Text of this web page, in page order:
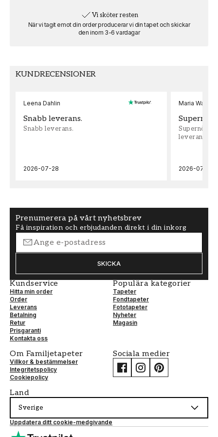
VARUMÄRKE MOTIV
Städer & resmål
Vi sköter resten
När vi tagit emot din order producerar vi din tapet och skickar
den inom 3-6 vardagar
KUNDRECENSIONER
Leena Dahlin
Snabb leverans.
Snabb leverans.
2026-07-28
Maria
leveran,
2026-07-22
Prenumerera på vårt nyhetsbrev
Få inspiration och erbjudanden direkt i din inkorg
SKICKA
Kundservice
Hitta min order
Order
Leverans
Betalning
Retur
Prisgaranti
Kontakta oss
Populära kategorier
Tapeter
Fondtapeter
Fototapeter
Nyheter
Magasin
Om Familjetapeter
Villkor & bestämmelser
Integritetspolicy
Cookiepolicy
Sociala medier
Land
Sverige
Uppdatera ditt cookie-medgivande